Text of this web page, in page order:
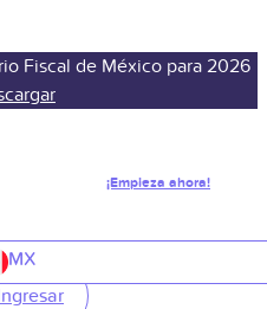
Fiscal de México para 2026
¡Empieza ahora!
MX